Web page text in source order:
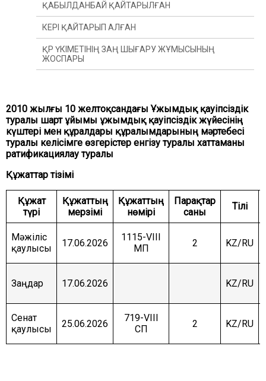
2010 жылғы 10 желтоқсандағы Ұжымдық қауіпсіздік
туралы шарт ұйымы ұжымдық қауіпсіздік жүйесінің
күштері мен құралдары құралымдарының мәртебесі
туралы келісімге өзгерістер енгізу туралы хаттаманы
ратификациялау туралы
Құжаттар тізімі
Құжат
түрі
Құжаттың
мерзімі
Құжаттың
нөмірі
Парақтар
саны
Тілі
Мәжіліс
қаулысы
17.06.2026
1115-VIII
МП
2 KZ/RU
Заңдар 17.06.2026 KZ/RU
Сенат
қаулысы
25.06.2026
719-VIII
СП
2 KZ/RU
ДЕПУТАТ(Ы)
ҮКІМЕТ
КОНСТИТУЦИЯЛЫҚ ЗАҢНАМА, СОТ ЖҮЙЕСІ
ЖӘНЕ ҚҰҚЫҚ ҚОРҒАУ ОРГАНДАРЫ КОМИТЕТІ
ҚАРЖЫ ЖӘНЕ БЮДЖЕТ КОМИТЕТІ
ХАЛЫҚАРАЛЫҚ ҚАТЫНАСТАР, ҚОРҒАНЫС
ЖӘНЕ ҚАУІПСІЗДІК КОМИТЕТІ
ДАМЫТУ КОМИТЕТІ
ӘЛЕУМЕТТІК-МӘДЕНИ ДАМУ ЖӘНЕ ҒЫЛЫМ
КОМИТЕТІ
ДАМУ ЖӘНЕ КӘСІПКЕРЛІК ТҰРАҚТЫ КОМИТЕТІ
ҚАБЫЛДАНБАЙ ҚАЙТАРЫЛҒАН
КЕРІ ҚАЙТАРЫП АЛҒАН
ҚР ҮКІМЕТІНІҢ ЗАҢ ШЫҒАРУ ЖҰМЫСЫНЫҢ
ЖОСПАРЫ